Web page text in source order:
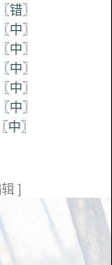
〗
〗
〗
〗
〗
〗
〗
]